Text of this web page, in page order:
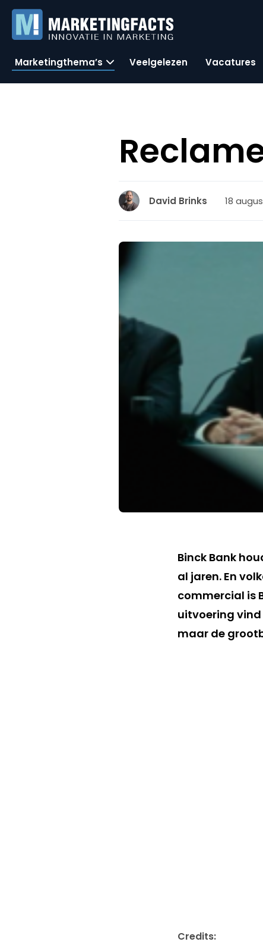
Marketingthema’s Veelgelezen Vacatures
David Brinks 18
Binck Bank
al jaren. En
commercial is
uitvoering
maar de
Credits: